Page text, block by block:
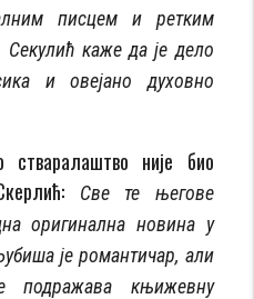
писцем и ретким
каже да је дело
и овејано духовно
није био
Све те његове
оригинална новина у
је романтичар, али
подражава књижевну